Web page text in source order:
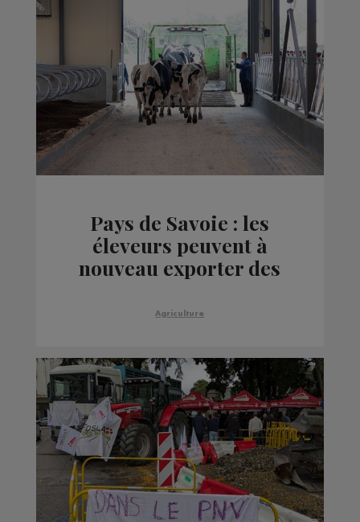
Pays de Savoie : les
éleveurs peuvent à
nouveau exporter des
1er novembre
Agriculture